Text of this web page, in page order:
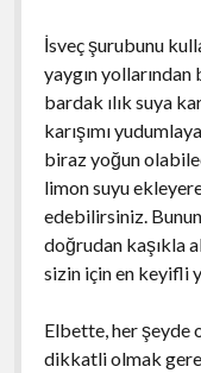
İsveç şurubunu
yaygın
bardak ılık suya
karışımı
biraz yoğun
limon suyu
edebilirsiniz. Bunun
doğrudan kaşıkla
sizin için en keyifli
Elbette, her şeyde
dikkatli olmak